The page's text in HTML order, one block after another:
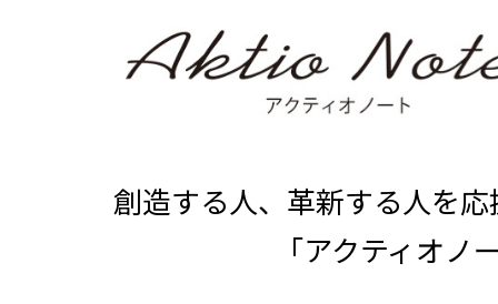
ン
ド
で
開
創造する人、革新する人を
「アクティオノ